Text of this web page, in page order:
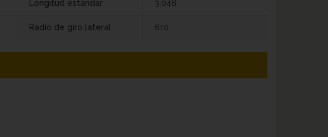
Longitud estándar 3,048
Radio de giro lateral 610